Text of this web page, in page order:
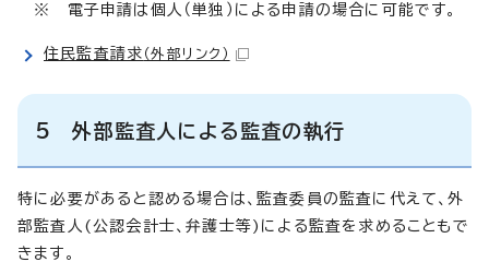
※ 電子申請は個人（単独）による申請の場合に可能です。
住民監査請求 （外部リンク）
5 外部監査人による監査の執行
特に必要があると認める場合は、監査委員の監査に代えて、外
部監査人(公認会計士、弁護士等)による監査を求めることもで
きます。